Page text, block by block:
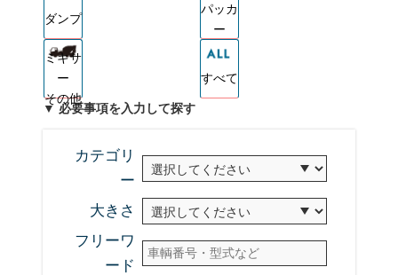
ダンプ
パッカ
ー
ミキサ
ー
その他
すべて
▼ 必要事項を入力して探す
カテゴリ
ー
大きさ
フリーワ
ード